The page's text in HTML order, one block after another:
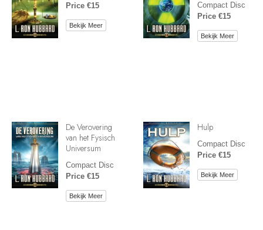
Price €15
Bekijk Meer
Compact Disc
Price €15
Bekijk Meer
De Verovering
van het Fysisch
Universum
Compact Disc
Price €15
Bekijk Meer
Hulp
Compact Disc
Price €15
Bekijk Meer